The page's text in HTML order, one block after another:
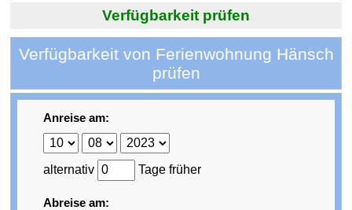
Verfügbarkeit prüfen
Verfügbarkeit von Ferienwohnung Hänsch
prüfen
Anreise am:
alternativ Tage früher
Abreise am: